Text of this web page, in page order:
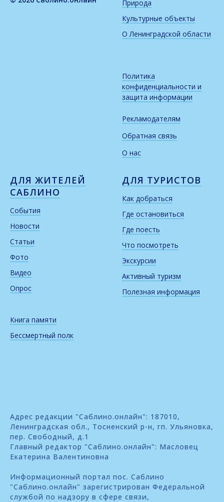
Природа
Культурные объекты
О Ленинградской области
Политика
конфиденциальности и
защита информации
Рекламодателям
Обратная связь
О нас
ДЛЯ ЖИТЕЛЕЙ
САБЛИНО
События
Новости
Статьи
Фото
Видео
Опрос
Книга памяти
Бессмертный полк
ДЛЯ ТУРИСТОВ
Как добраться
Где остановиться
Где поесть
Что посмотреть
Экскурсии
Активный туризм
Полезная информация
Адрес редакции "Саблино.онлайн": 187010,
Ленинградская обл., Тосненский р-н, гп. Ульяновка,
пер. Свободный, д.1
Главный редактор "Саблино.онлайн": Масловец
Екатерина Валентиновна
Информационный портал пос. Саблино
"Саблино.онлайн" зарегистрирован Федеральной
службой по надзору в сфере связи,